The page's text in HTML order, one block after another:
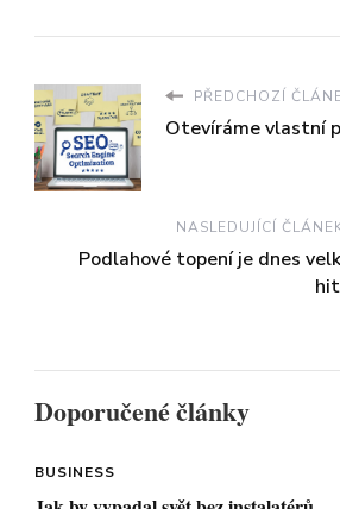
PŘEDCHOZÍ
Otevíráme vlastní
NASLEDUJÍCÍ
Podlahové topení je dnes
Doporučené články
BUSINESS